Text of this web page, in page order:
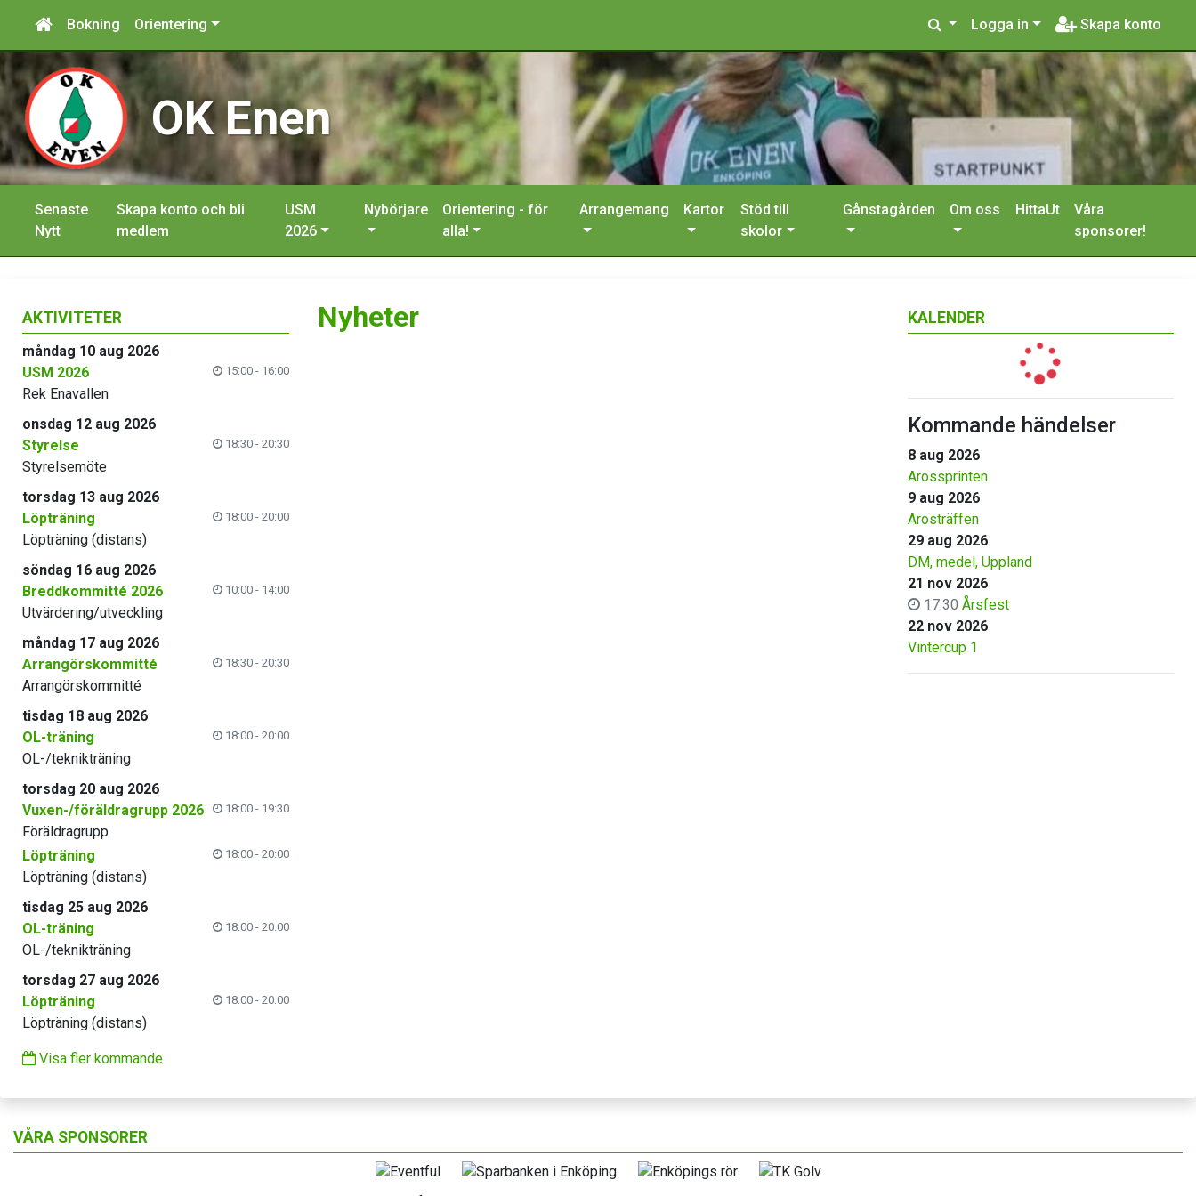
Bokning Orientering Logga in Skapa konto
OK Enen
Senaste
Nytt
Skapa konto och bli
medlem
USM
2026
Nybörjare
Orientering - för
alla!
Arrangemang Kartor
Stöd till
skolor
Gånstagården Om oss HittaUt
Våra
sponsorer!
AKTIVITETER
måndag 10 aug 2026
USM 2026
15:00 - 16:00
Rek Enavallen
onsdag 12 aug 2026
Styrelse
18:30 - 20:30
Styrelsemöte
torsdag 13 aug 2026
Löpträning
18:00 - 20:00
Löpträning (distans)
söndag 16 aug 2026
Breddkommitté 2026
10:00 - 14:00
Utvärdering/utveckling
måndag 17 aug 2026
Arrangörskommitté
18:30 - 20:30
Arrangörskommitté
tisdag 18 aug 2026
OL-träning
18:00 - 20:00
OL-/teknikträning
torsdag 20 aug 2026
Vuxen-/föräldragrupp 2026
18:00 - 19:30
Föräldragrupp
Löpträning
18:00 - 20:00
Löpträning (distans)
tisdag 25 aug 2026
OL-träning
18:00 - 20:00
OL-/teknikträning
torsdag 27 aug 2026
Löpträning
18:00 - 20:00
Löpträning (distans)
Visa fler kommande
Nyheter KALENDER
Kommande händelser
8 aug 2026
Arossprinten
9 aug 2026
Arosträffen
29 aug 2026
DM, medel, Uppland
21 nov 2026
17:30 Årsfest
22 nov 2026
Vintercup 1
VÅRA SPONSORER